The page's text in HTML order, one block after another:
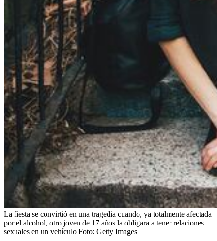
La fiesta se convirtió en una tragedia cuando, ya totalmente afectada
por el alcohol, otro joven de 17 años la obligara a tener relaciones
sexuales en un vehículo Foto: Getty Images